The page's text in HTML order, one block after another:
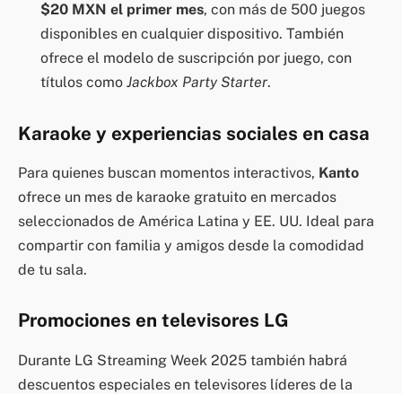
$20 MXN el primer mes, con más de 500 juegos
disponibles en cualquier dispositivo. También
ofrece el modelo de suscripción por juego, con
títulos como Jackbox Party Starter.
Karaoke y experiencias sociales en casa
Para quienes buscan momentos interactivos, Kanto
ofrece un mes de karaoke gratuito en mercados
seleccionados de América Latina y EE. UU. Ideal para
compartir con familia y amigos desde la comodidad
de tu sala.
Promociones en televisores LG
Durante LG Streaming Week 2025 también habrá
descuentos especiales en televisores líderes de la